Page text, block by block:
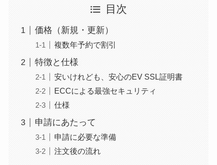
目次
価格（新規・更新）
複数年予約で割引
特徴と仕様
安いけれども、安心のEV SSL証明書
ECCによる最強セキュリティ
仕様
申請にあたって
申請に必要な準備
注文後の流れ